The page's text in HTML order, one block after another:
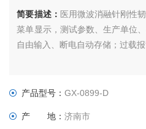
简要描述： 医用微波消融针刚性
菜单显示，测试参数、生产单位
自由输入、断电自动存储；过载报
产品型号：GX-0899-D
产 地：济南市